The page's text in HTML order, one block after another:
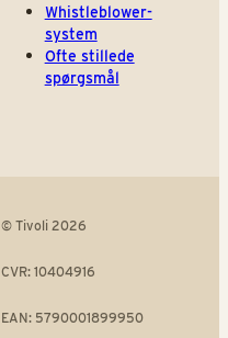
Whistleblower-
system
Ofte stillede
spørgsmål
© Tivoli 2026
CVR: 10404916
EAN: 5790001899950